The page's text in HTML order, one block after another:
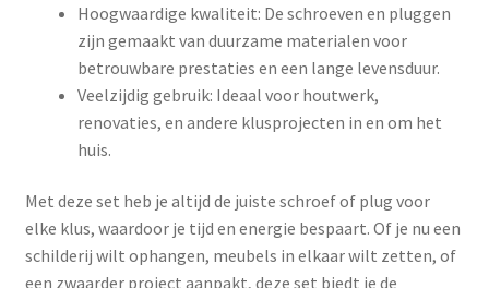
Hoogwaardige kwaliteit: De schroeven en pluggen
zijn gemaakt van duurzame materialen voor
betrouwbare prestaties en een lange levensduur.
Veelzijdig gebruik: Ideaal voor houtwerk,
renovaties, en andere klusprojecten in en om het
huis.
Met deze set heb je altijd de juiste schroef of plug voor
elke klus, waardoor je tijd en energie bespaart. Of je nu een
schilderij wilt ophangen, meubels in elkaar wilt zetten, of
een zwaarder project aanpakt, deze set biedt je de